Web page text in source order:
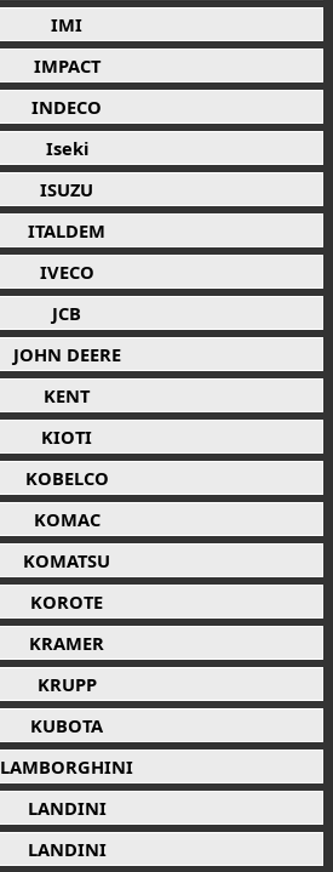
IMI
IMPACT
INDECO
Iseki
ISUZU
ITALDEM
IVECO
JCB
JOHN DEERE
KENT
KIOTI
KOBELCO
KOMAC
KOMATSU
KOROTE
KRAMER
KRUPP
KUBOTA
LAMBORGHINI
LANDINI
LANDINI